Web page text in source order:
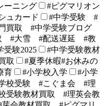
ーニング
#ピグマリオン
ュカード
#中学受験 #
買取 #中学受験ブログ
#大雪 #配送遅延 #教
受験2025
#中学受験教材
取
#夏季休暇#お休みの
育 #小学校入学
#小学
校受験 #こぐま会 #理
験教材買取 #理英会教